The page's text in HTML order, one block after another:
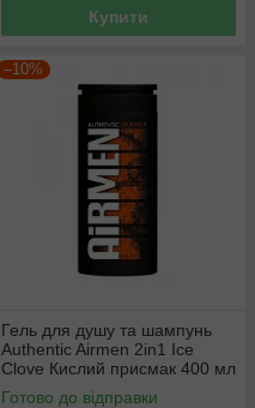
Купити
–10%
Гель для душу та шампунь
Authentic Airmen 2in1 Ice
Clove Кислий присмак 400 мл
Готово до відправки